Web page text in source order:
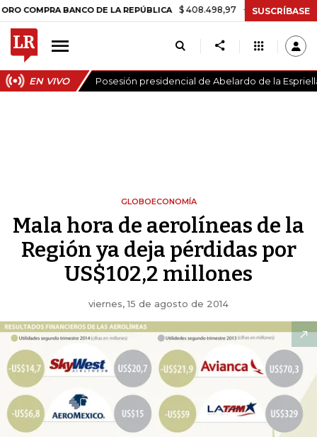
BANCO DE LA REPÚBLICA $ 408.498,97 +$ 8.753,81 +2,19%
SUSCRÍBASE
EN VIVO Posesión presidencial de Abelardo de la
GLOBOECONOMÍA
Mala hora de aerolíneas de la
Región ya deja pérdidas por
US$102,2 millones
viernes, 15 de agosto de 2014